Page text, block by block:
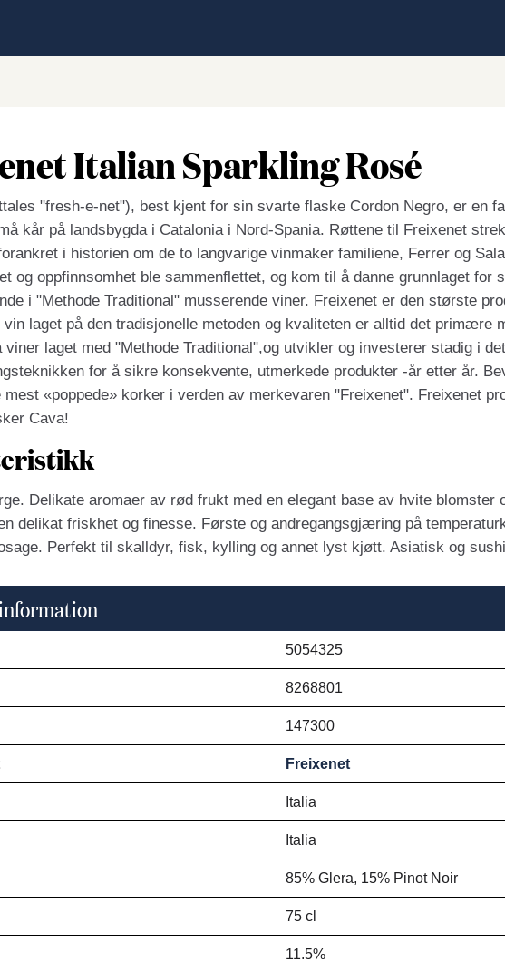
Italian Sparkling Rosé
"fresh-e-net"), best kjent for sin svarte flaske Cordon Negro, er en
kår på landsbygda i Catalonia i Nord-Spania. Røttene til Freixenet
i historien om de to langvarige vinmaker familiene, Ferrer og
og oppfinnsomhet ble sammenflettet, og kom til å danne grunnlaget for
i "Methode Traditional" musserende viner. Freixenet er den største
vin laget på den tradisjonelle metoden og kvaliteten er alltid det primære
viner laget med "Methode Traditional",og utvikler og investerer stadig i
for å sikre konsekvente, utmerkede produkter -år etter år.
mest «poppede» korker i verden av merkevaren "Freixenet". Freixenet
Cava!
Delikate aromaer av rød frukt med en elegant base av hvite blomster
delikat friskhet og finesse. Første og andregangsgjæring på
Perfekt til skalldyr, fisk, kylling og annet lyst kjøtt. Asiatisk og
5054325
8268801
147300
Freixenet
Italia
Italia
85% Glera, 15% Pinot Noir
75 cl
11.5%